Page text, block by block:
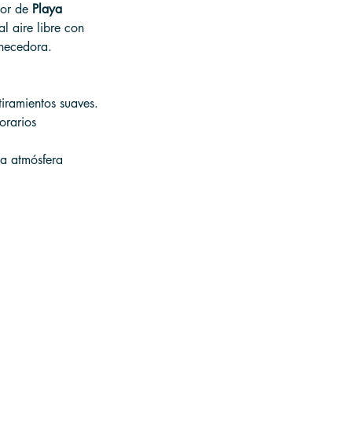
de Playa
aire libre con
suaves.
atmósfera